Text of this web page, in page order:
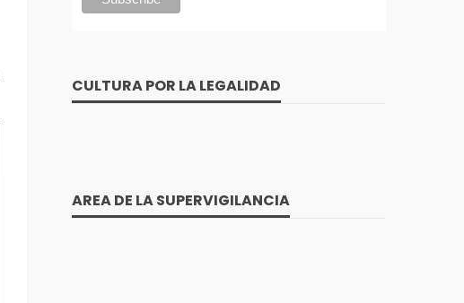
CULTURA POR LA LEGALIDAD
AREA DE LA SUPERVIGILANCIA